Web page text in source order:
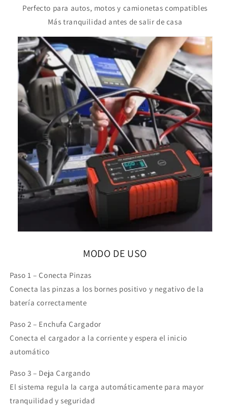
Perfecto para autos, motos y camionetas compatibles
Más tranquilidad antes de salir de casa
MODO DE USO
Paso 1 – Conecta Pinzas
Conecta las pinzas a los bornes positivo y negativo de la
batería correctamente
Paso 2 – Enchufa Cargador
Conecta el cargador a la corriente y espera el inicio
automático
Paso 3 – Deja Cargando
El sistema regula la carga automáticamente para mayor
tranquilidad y seguridad